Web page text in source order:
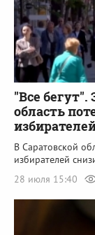
"Все бегут".
область
В Саратовской
избирателей
28 июля 15:40